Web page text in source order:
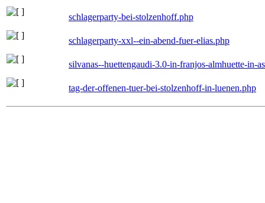
schlagerparty-bei-stolzenhoff.php
schlagerparty-xxl--ein-abend-fuer-elias.php
silvanas--huettengaudi-3.0-in-franjos-almhuette-in-
tag-der-offenen-tuer-bei-stolzenhoff-in-luenen.php